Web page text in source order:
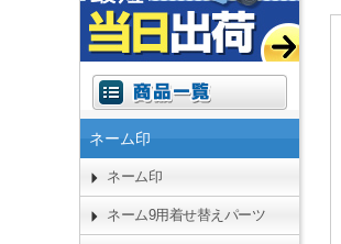
ネーム印
ネーム印
ネーム9用着せ替えパーツ